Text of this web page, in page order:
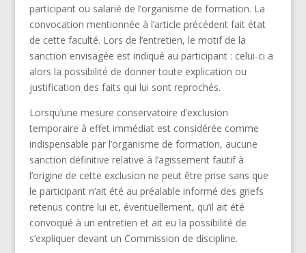
participant ou salarié de l’organisme de formation. La
convocation mentionnée à l’article précédent fait état
de cette faculté. Lors de l’entretien, le motif de la
sanction envisagée est indiqué au participant : celui-ci a
alors la possibilité de donner toute explication ou
justification des faits qui lui sont reprochés.
Lorsqu’une mesure conservatoire d’exclusion
temporaire à effet immédiat est considérée comme
indispensable par l’organisme de formation, aucune
sanction définitive relative à l’agissement fautif à
l’origine de cette exclusion ne peut être prise sans que
le participant n’ait été au préalable informé des griefs
retenus contre lui et, éventuellement, qu’il ait été
convoqué à un entretien et ait eu la possibilité de
s’expliquer devant un Commission de discipline.